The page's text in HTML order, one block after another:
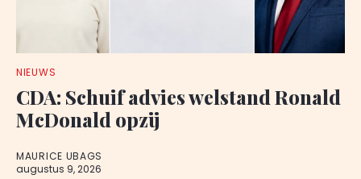
NIEUWS
CDA: Schuif advies welstand Ronald
McDonald opzij
MAURICE UBAGS
augustus 9, 2026